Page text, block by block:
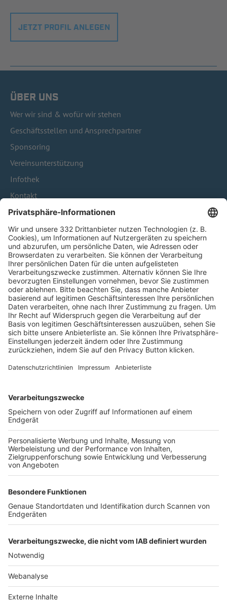
JETZT PROFIL ANLEGEN
ÜBER UNS
Wer wir sind & wofür wir stehen
Geschäftsstellen und Ansprechpartner
Sponsoring
Vereinsunterstützung
Infothek
Kontakt
HÄUFIG BESUCHTE SEITEN
Pässe und Vereinswechsel
Trainerausbildung
Schulungsangebot Vereinsmitarbeiter
BFV-Geschäftsstellen
Trainerbörse
Login SpielPlus
FOLGE DEM BFV
TOP-VEREINE
TOP-PARTNER
Nutzungsbedingungen Datenschutz Impressum